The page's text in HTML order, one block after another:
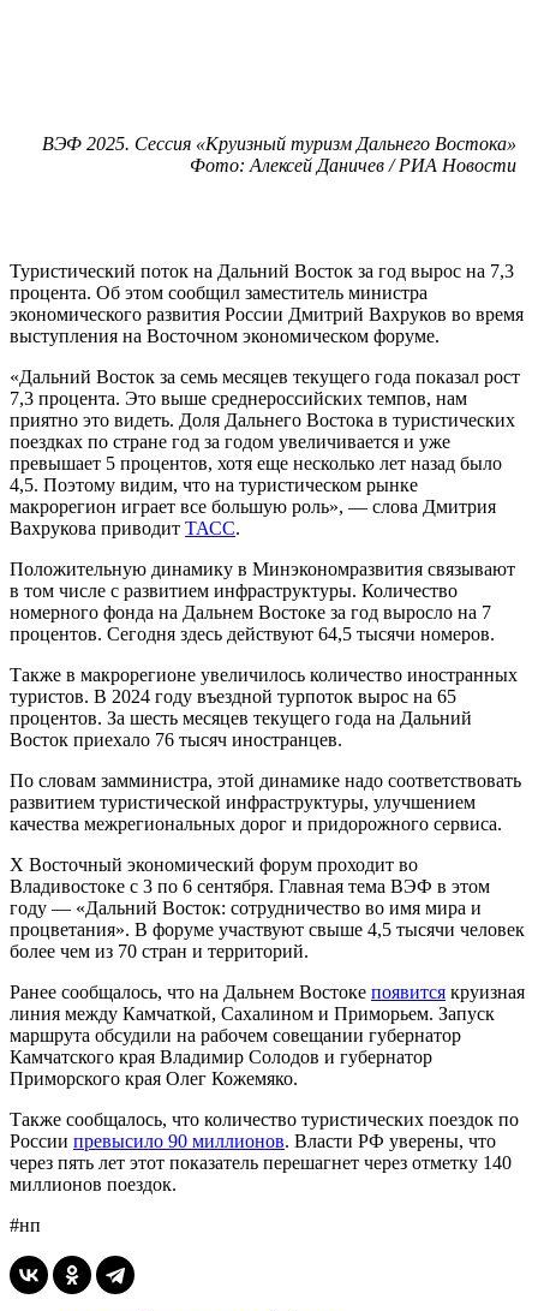
ВЭФ 2025. Сессия «Круизный туризм Дальнего Востока»
Фото: Алексей Даничев / РИА Новости
Туристический поток на Дальний Восток за год вырос на 7,3
процента. Об этом сообщил заместитель министра
экономического развития России Дмитрий Вахруков во время
выступления на Восточном экономическом форуме.
«Дальний Восток за семь месяцев текущего года показал рост
7,3 процента. Это выше среднероссийских темпов, нам
приятно это видеть. Доля Дальнего Востока в туристических
поездках по стране год за годом увеличивается и уже
превышает 5 процентов, хотя еще несколько лет назад было
4,5. Поэтому видим, что на туристическом рынке
макрорегион играет все большую роль», — слова Дмитрия
Вахрукова приводит ТАСС.
Положительную динамику в Минэкономразвития связывают
в том числе с развитием инфраструктуры. Количество
номерного фонда на Дальнем Востоке за год выросло на 7
процентов. Сегодня здесь действуют 64,5 тысячи номеров.
Также в макрорегионе увеличилось количество иностранных
туристов. В 2024 году въездной турпоток вырос на 65
процентов. За шесть месяцев текущего года на Дальний
Восток приехало 76 тысяч иностранцев.
По словам замминистра, этой динамике надо соответствовать
развитием туристической инфраструктуры, улучшением
качества межрегиональных дорог и придорожного сервиса.
Х Восточный экономический форум проходит во
Владивостоке с 3 по 6 сентября. Главная тема ВЭФ в этом
году — «Дальний Восток: сотрудничество во имя мира и
процветания». В форуме участвуют свыше 4,5 тысячи человек
более чем из 70 стран и территорий.
Ранее сообщалось, что на Дальнем Востоке появится круизная
линия между Камчаткой, Сахалином и Приморьем. Запуск
маршрута обсудили на рабочем совещании губернатор
Камчатского края Владимир Солодов и губернатор
Приморского края Олег Кожемяко.
Также сообщалось, что количество туристических поездок по
России превысило 90 миллионов. Власти РФ уверены, что
через пять лет этот показатель перешагнет через отметку 140
миллионов поездок.
#нп